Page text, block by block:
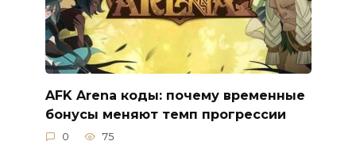
AFK Arena коды: почему временные
бонусы меняют темп прогрессии
0 75